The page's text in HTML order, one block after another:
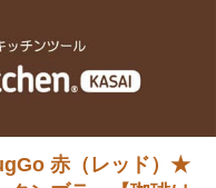
赤（レッド）★